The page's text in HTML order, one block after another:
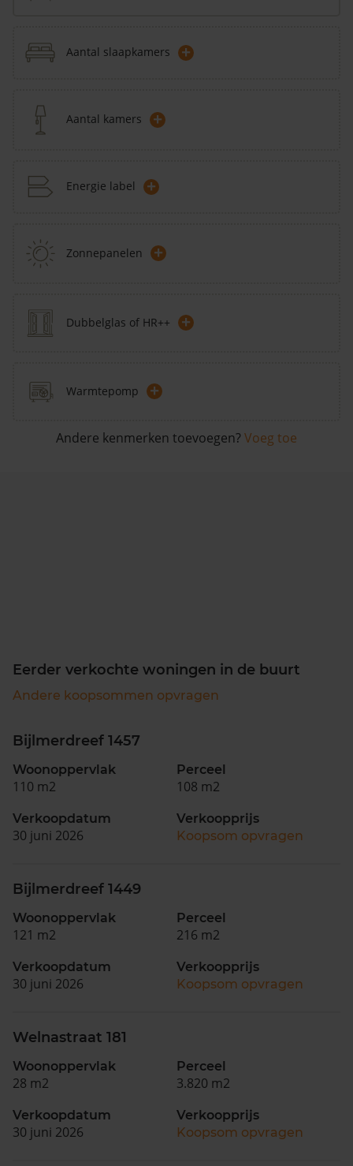
Aantal slaapkamers +
Aantal kamers +
Energie label +
Zonnepanelen +
Dubbelglas of HR++ +
Warmtepomp +
Andere kenmerken toevoegen? Voeg toe
Eerder verkochte woningen in de buurt
Andere koopsommen opvragen
Bijlmerdreef 1457
Woonoppervlak
110 m2
Perceel
108 m2
Verkoopdatum
30 juni 2026
Verkoopprijs
Koopsom opvragen
Bijlmerdreef 1449
Woonoppervlak
121 m2
Perceel
216 m2
Verkoopdatum
30 juni 2026
Verkoopprijs
Koopsom opvragen
Welnastraat 181
Woonoppervlak
28 m2
Perceel
3.820 m2
Verkoopdatum
30 juni 2026
Verkoopprijs
Koopsom opvragen